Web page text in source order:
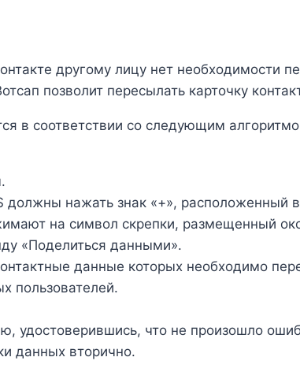
другому лицу нет необходимости
позволит пересылать карточку
в соответствии со следующим
должны нажать знак «+», расположенный
на символ скрепки, размещенный
«Поделиться данными».
данные которых необходимо
пользователей.
удостоверившись, что не произошло
данных вторично.